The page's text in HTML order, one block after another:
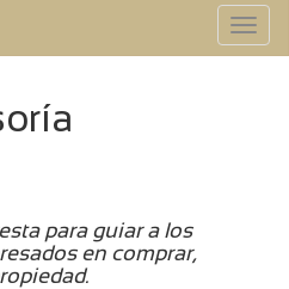
para guiar a los
en comprar,